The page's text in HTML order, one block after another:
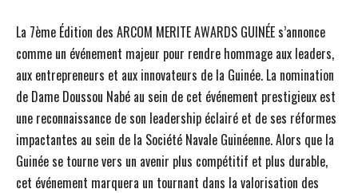
La 7ème Édition des ARCOM MERITE AWARDS GUINÉE s’annonce
comme un événement majeur pour rendre hommage aux leaders,
aux entrepreneurs et aux innovateurs de la Guinée. La nomination
de Dame Doussou Nabé au sein de cet événement prestigieux est
une reconnaissance de son leadership éclairé et de ses réformes
impactantes au sein de la Société Navale Guinéenne. Alors que la
Guinée se tourne vers un avenir plus compétitif et plus durable,
cet événement marquera un tournant dans la valorisation des